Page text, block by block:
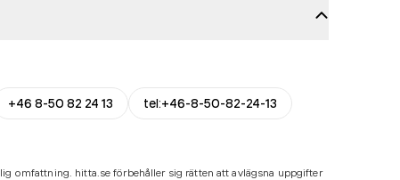
+46 8-50 82 24 13
tel:+46-8-50-82-24-13
omfattning. hitta.se förbehåller sig rätten att avlägsna uppgifter